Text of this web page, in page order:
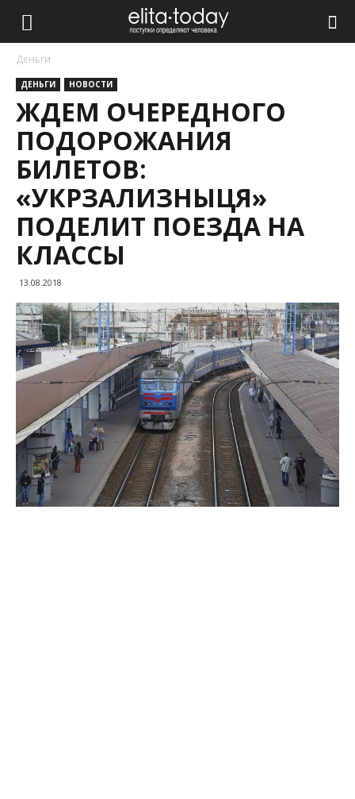
Деньги
ДЕНЬГИ НОВОСТИ
ЖДЕМ ОЧЕРЕДНОГО
ПОДОРОЖАНИЯ
БИЛЕТОВ:
«УКРЗАЛИЗНЫЦЯ»
ПОДЕЛИТ ПОЕЗДА НА
КЛАССЫ
13.08.2018